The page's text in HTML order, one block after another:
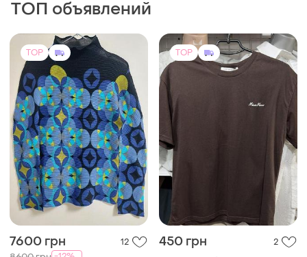
7600 грн 12
8600 грн -12%
Issey Miyake
Issey miyake me топ принт
450 грн
Жіночі футболки,тканина
90%котон 10%полієстер
,обьем грудей до 110см